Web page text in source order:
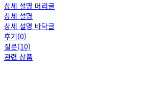
상세 설명 머리글
상세 설명
상세 설명 바닥글
후기(0)
질문(10)
관련 상품